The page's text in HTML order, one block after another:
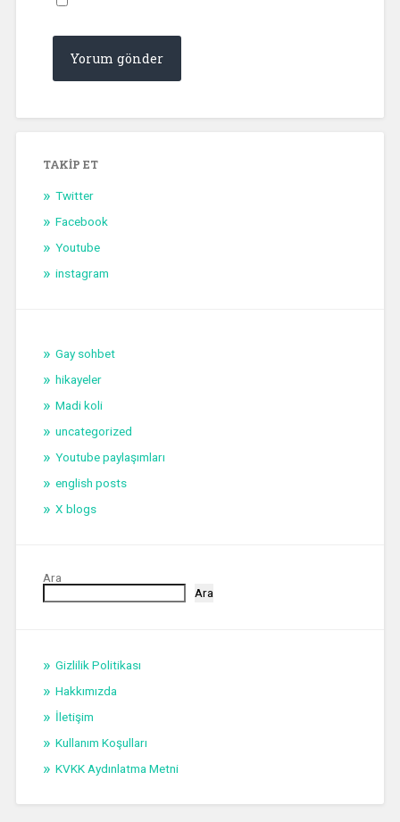
TAKIP ET
Twitter
Facebook
Youtube
instagram
Gay sohbet
hikayeler
Madi koli
uncategorized
Youtube paylaşımları
english posts
X blogs
Ara
Ara
Gizlilik Politikası
Hakkımızda
İletişim
Kullanım Koşulları
KVKK Aydınlatma Metni